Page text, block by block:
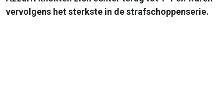
vervolgens het sterkste in de strafschoppenserie.